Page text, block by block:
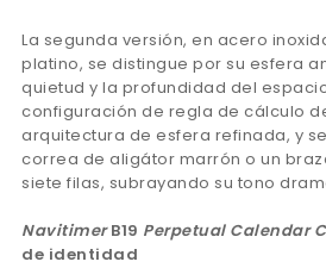
La segunda versión, en acero
platino, se distingue por su esfera
quietud y la profundidad del
configuración de regla de cálculo
arquitectura de esfera refinada, y
correa de aligátor marrón o un
siete filas, subrayando su tono
NavitimerB19 Perpetual Calendar
de identidad